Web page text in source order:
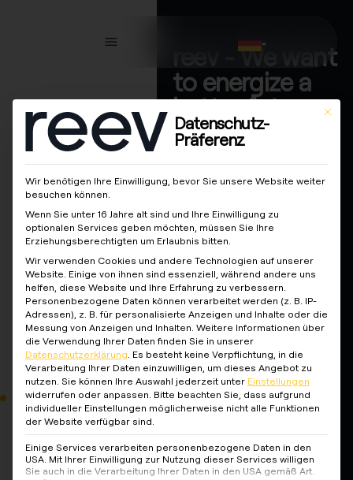
Schlag
wort:
voiture
électri
que
reev - We want
to energize a
better future.
Lösungen
Partner
Produkte
Wissen
Über uns
Verbunde
This
Datenschutz-
Präferenz
Wir benötigen Ihre Einwilligung, bevor Sie unsere Website weiter
besuchen können.
Wenn Sie unter 16 Jahre alt sind und Ihre Einwilligung zu
optionalen Services geben möchten, müssen Sie Ihre
Erziehungsberechtigten um Erlaubnis bitten.
Wir verwenden Cookies und andere Technologien auf unserer
Website. Einige von ihnen sind essenziell, während andere uns
helfen, diese Website und Ihre Erfahrung zu verbessern.
Personenbezogene Daten können verarbeitet werden (z. B. IP-
Adressen), z. B. für personalisierte Anzeigen und Inhalte oder die
Messung von Anzeigen und Inhalten. Weitere Informationen über
die Verwendung Ihrer Daten finden Sie in unserer
Datenschutzerklärung. Es besteht keine Verpflichtung, in die
Verarbeitung Ihrer Daten einzuwilligen, um dieses Angebot zu
nutzen. Sie können Ihre Auswahl jederzeit unter Einstellungen
widerrufen oder anpassen. Bitte beachten Sie, dass aufgrund
individueller Einstellungen möglicherweise nicht alle Funktionen
der Website verfügbar sind.
Einige Services verarbeiten personenbezogene Daten in den
USA. Mit Ihrer Einwilligung zur Nutzung dieser Services willigen
Sie auch in die Verarbeitung Ihrer Daten in den USA gemäß Art.